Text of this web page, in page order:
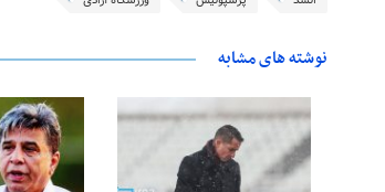
نوشته های مشابه
24 فوریه 2026